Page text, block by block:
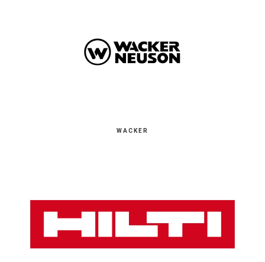
WACKER